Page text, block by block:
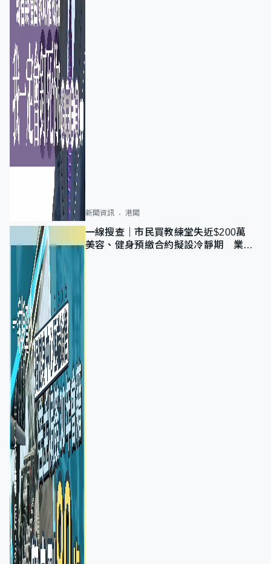
新聞資訊 港聞
一線搜查｜市民買教練堂失近$200萬
美容、健身預繳合約擬設冷靜期 業界